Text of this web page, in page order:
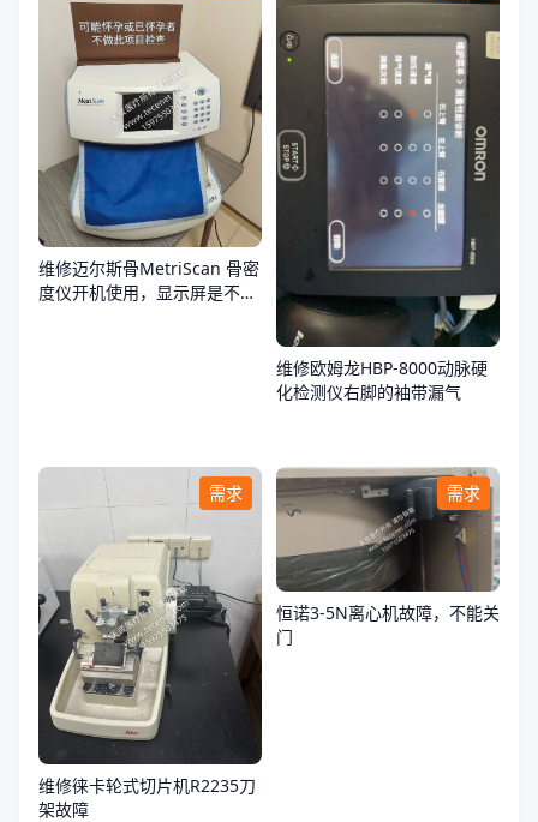
维修迈尔斯骨MetriScan 骨密
度仪开机使用，显示屏是不
维修欧姆龙HBP-8000动脉硬
化检测仪右脚的袖带漏气
需求
维修徕卡轮式切片机R2235刀
架故障
需求
恒诺3-5N离心机故障，不能关
门